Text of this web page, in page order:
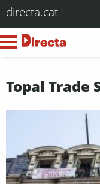
directa.cat
Topal Trade